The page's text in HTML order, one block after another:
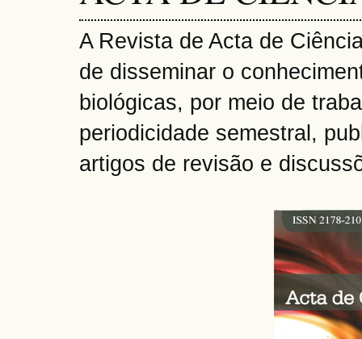
A Revista de Acta de
de disseminar o
biológicas, por meio de
periodicidade semestral,
artigos de revisão e